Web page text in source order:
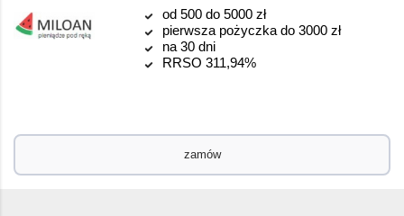
od 500 do 5000 zł
pierwsza pożyczka do 3000 zł
na 30 dni
RRSO 311,94%
zamów